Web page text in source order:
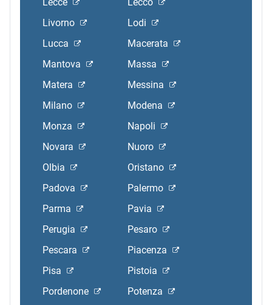
Livorno
Lodi
Lucca
Macerata
Mantova
Massa
Matera
Messina
Milano
Modena
Monza
Napoli
Novara
Nuoro
Olbia
Oristano
Padova
Palermo
Parma
Pavia
Perugia
Pesaro
Pescara
Piacenza
Pisa
Pistoia
Pordenone
Potenza